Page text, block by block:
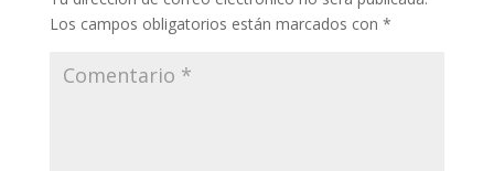
Los campos obligatorios están marcados con *